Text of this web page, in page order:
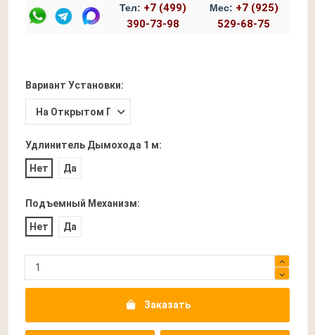
Тел: +7 (499)
390-73-98
Мес: +7 (925)
529-68-75
Вариант Установки:
Удлинитель Дымохода 1 м:
Нет Да
Подъемный Механизм:
Нет Да
Заказать